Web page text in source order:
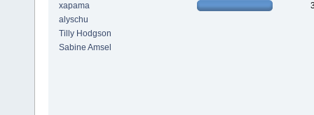
xapama
alyschu
Tilly Hodgson
Sabine Amsel